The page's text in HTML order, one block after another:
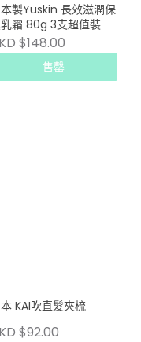
製Yuskin 長效滋潤保
霜 80g 3支超值裝
$148.00
售罄
KAI吹直髮夾梳
$92.00